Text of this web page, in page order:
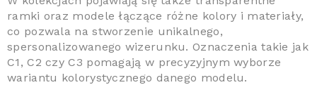
ramki oraz modele łączące różne kolory i materiały,
co pozwala na stworzenie unikalnego,
spersonalizowanego wizerunku. Oznaczenia takie jak
C1, C2 czy C3 pomagają w precyzyjnym wyborze
wariantu kolorystycznego danego modelu.